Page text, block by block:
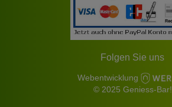
Folgen Sie uns
Webentwicklung
© 2025 Geniess-Bar!